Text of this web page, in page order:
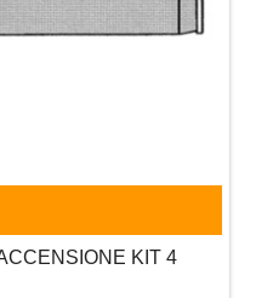
KIT 4